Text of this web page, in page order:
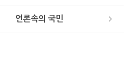
언론속의 국민